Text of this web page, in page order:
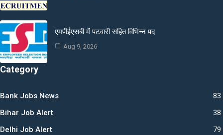
एमपीईएसबी में पटवारी सहित विभिन्न पद
Aug 9, 2026
Category
Bank Jobs News 83
Bihar Job Alert 38
Delhi Job Alert 79